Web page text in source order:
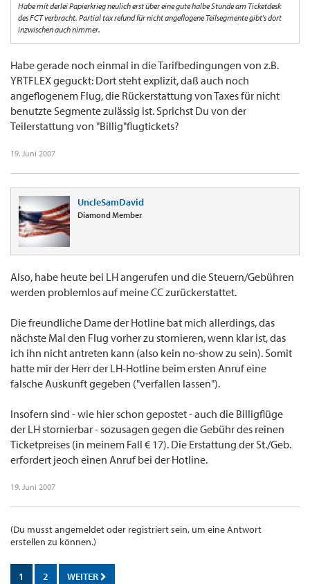
Habe mit derlei Papierkrieg neulich erst über eine gute halbe Stunde am Ticketdesk
des FCT verbracht. Partial tax refund für nicht angeflogene Teilsegmente gibt's dort
inzwischen auch nimmer.
Habe gerade noch einmal in die Tarifbedingungen von z.B.
YRTFLEX geguckt: Dort steht explizit, daß auch noch
angeflogenem Flug, die Rückerstattung von Taxes für nicht
benutzte Segmente zulässig ist. Sprichst Du von der
Teilerstattung von "Billig"flugtickets?
19. Juni 2007
UncleSamDavid
Diamond Member
Also, habe heute bei LH angerufen und die Steuern/Gebühren
werden problemlos auf meine CC zurückerstattet.
Die freundliche Dame der Hotline bat mich allerdings, das
nächste Mal den Flug vorher zu stornieren, wenn klar ist, das
ich ihn nicht antreten kann (also kein no-show zu sein). Somit
hatte mir der Herr der LH-Hotline beim ersten Anruf eine
falsche Auskunft gegeben ("verfallen lassen").
Insofern sind - wie hier schon gepostet - auch die Billigflüge
der LH stornierbar - sozusagen gegen die Gebühr des reinen
Ticketpreises (in meinem Fall € 17). Die Erstattung der St./Geb.
erfordert jeoch einen Anruf bei der Hotline.
19. Juni 2007
(Du musst angemeldet oder registriert sein, um eine Antwort
erstellen zu können.)
1 2 WEITER